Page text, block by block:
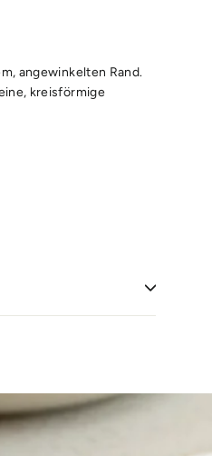
angewinkelten Rand.
kreisförmige